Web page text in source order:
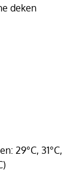
deken
29°C, 31°C,